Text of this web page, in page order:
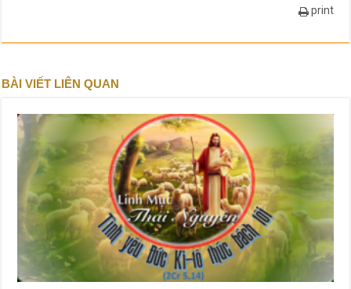
print
BÀI VIẾT LIÊN QUAN